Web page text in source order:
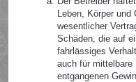
Leben, Körper und
wesentlicher
Schäden, die auf
fahrlässiges
auch für mittelbare
entgangenen